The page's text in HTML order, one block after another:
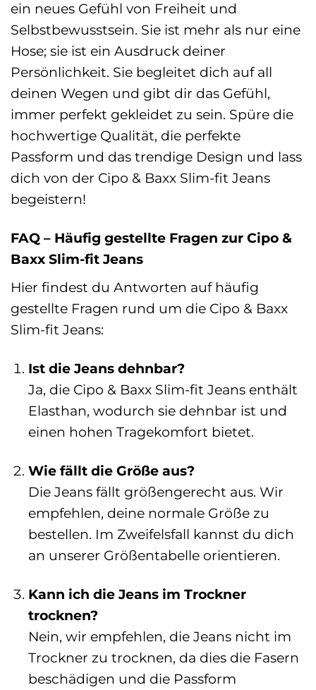
ein neues Gefühl von Freiheit und
Selbstbewusstsein. Sie ist mehr als nur eine
Hose; sie ist ein Ausdruck deiner
Persönlichkeit. Sie begleitet dich auf all
deinen Wegen und gibt dir das Gefühl,
immer perfekt gekleidet zu sein. Spüre die
hochwertige Qualität, die perfekte
Passform und das trendige Design und lass
dich von der Cipo & Baxx Slim-fit Jeans
begeistern!
FAQ – Häufig gestellte Fragen zur Cipo &
Baxx Slim-fit Jeans
Hier findest du Antworten auf häufig
gestellte Fragen rund um die Cipo & Baxx
Slim-fit Jeans:
Ist die Jeans dehnbar?
Ja, die Cipo & Baxx Slim-fit Jeans enthält
Elasthan, wodurch sie dehnbar ist und
einen hohen Tragekomfort bietet.
Wie fällt die Größe aus?
Die Jeans fällt größengerecht aus. Wir
empfehlen, deine normale Größe zu
bestellen. Im Zweifelsfall kannst du dich
an unserer Größentabelle orientieren.
Kann ich die Jeans im Trockner
trocknen?
Nein, wir empfehlen, die Jeans nicht im
Trockner zu trocknen, da dies die Fasern
beschädigen und die Passform